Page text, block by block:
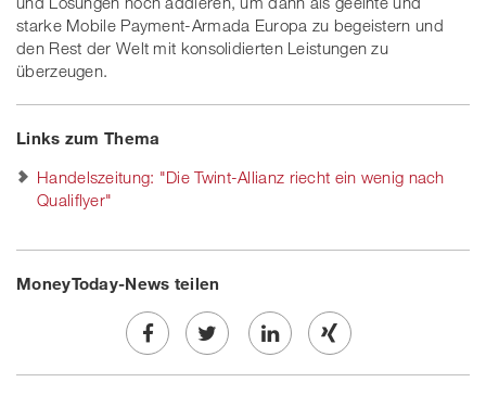
starke Mobile Payment-Armada Europa zu begeistern und
den Rest der Welt mit konsolidierten Leistungen zu
überzeugen.
Links zum Thema
Handelszeitung: "Die Twint-Allianz riecht ein wenig nach
Qualiflyer"
MoneyToday-News teilen
Share Twe
Share Share